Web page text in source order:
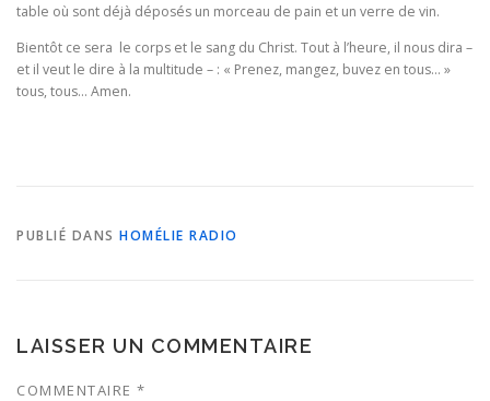
table où sont déjà déposés un morceau de pain et un verre de vin.
Bientôt ce sera le corps et le sang du Christ. Tout à l’heure, il nous dira –
et il veut le dire à la multitude – : « Prenez, mangez, buvez en tous… »
tous, tous… Amen.
PUBLIÉ DANS HOMÉLIE RADIO
LAISSER UN COMMENTAIRE
COMMENTAIRE *